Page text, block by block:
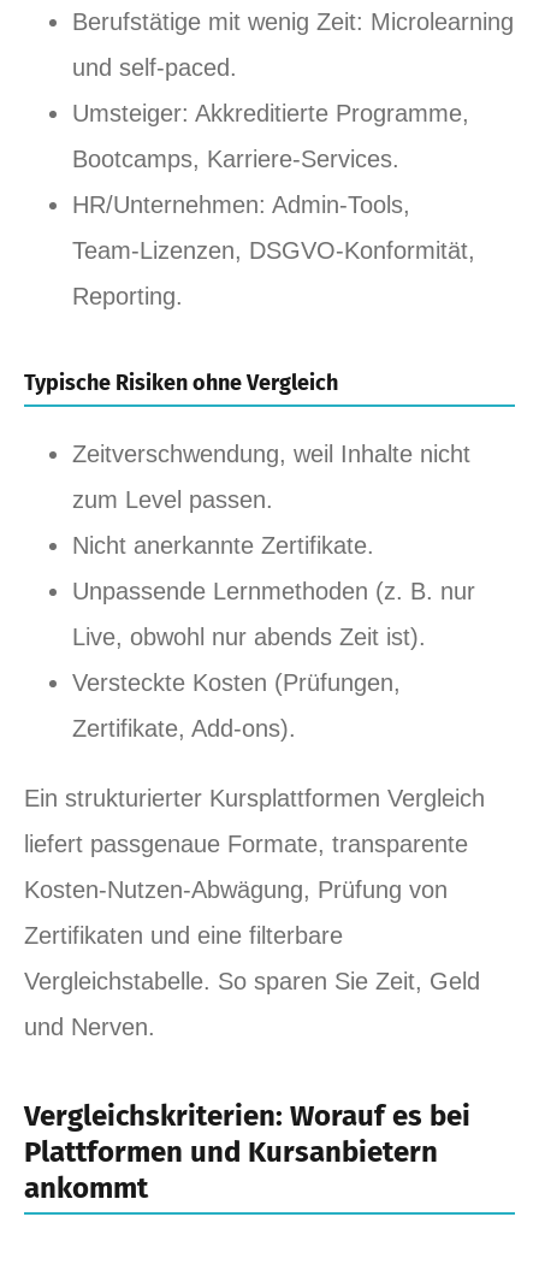
Berufstätige mit wenig Zeit: Microlearning
und self‑paced.
Umsteiger: Akkreditierte Programme,
Bootcamps, Karriere‑Services.
HR/Unternehmen: Admin‑Tools,
Team‑Lizenzen, DSGVO‑Konformität,
Reporting.
Typische Risiken ohne Vergleich
Zeitverschwendung, weil Inhalte nicht
zum Level passen.
Nicht anerkannte Zertifikate.
Unpassende Lernmethoden (z. B. nur
Live, obwohl nur abends Zeit ist).
Versteckte Kosten (Prüfungen,
Zertifikate, Add‑ons).
Ein strukturierter Kursplattformen Vergleich
liefert passgenaue Formate, transparente
Kosten‑Nutzen‑Abwägung, Prüfung von
Zertifikaten und eine filterbare
Vergleichstabelle. So sparen Sie Zeit, Geld
und Nerven.
Vergleichskriterien: Worauf es bei
Plattformen und Kursanbietern
ankommt